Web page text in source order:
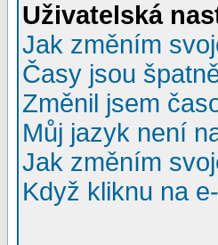
Uživatelská
Jak změním
Časy jsou
Změnil jsem
Můj jazyk není
Jak změním
Když kliknu na